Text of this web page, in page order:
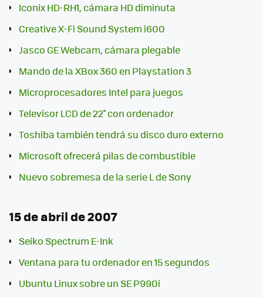
Iconix HD-RH1, cámara HD diminuta
Creative X-Fi Sound System i600
Jasco GE Webcam, cámara plegable
Mando de la XBox 360 en Playstation 3
Microprocesadores Intel para juegos
Televisor LCD de 22'' con ordenador
Toshiba también tendrá su disco duro externo
Microsoft ofrecerá pilas de combustible
Nuevo sobremesa de la serie L de Sony
15 de abril de 2007
Seiko Spectrum E-Ink
Ventana para tu ordenador en 15 segundos
Ubuntu Linux sobre un SE P990i